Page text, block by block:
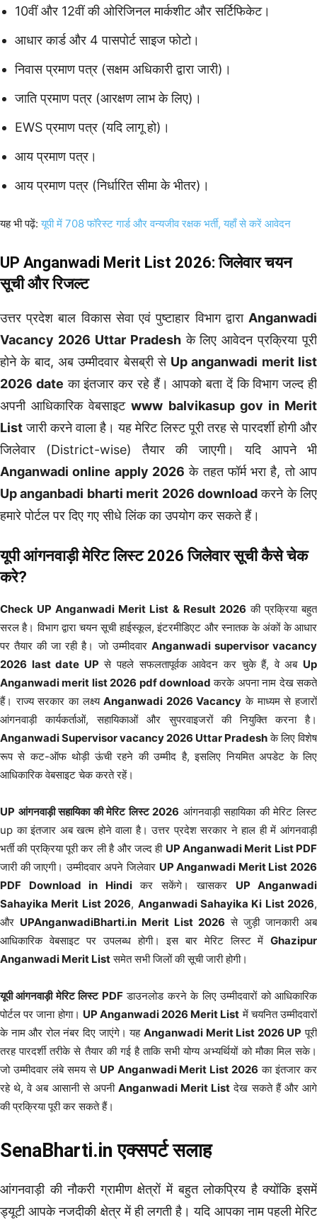
10वीं और 12वीं की ओरिजिनल मार्कशीट और सर्टिफिकेट।
आधार कार्ड और 4 पासपोर्ट साइज फोटो।
निवास प्रमाण पत्र (सक्षम अधिकारी द्वारा जारी)।
जाति प्रमाण पत्र (आरक्षण लाभ के लिए)।
EWS प्रमाण पत्र (यदि लागू हो)।
आय प्रमाण पत्र।
आय प्रमाण पत्र (निर्धारित सीमा के भीतर)।
यह भी पढ़ें:यूपी में 708 फॉरेस्ट गार्ड और वन्यजीव रक्षक भर्ती, यहाँ से करें आवेदन
UP Anganwadi Merit List 2026: जिलेवार चयन
सूची और रिजल्ट
उत्तर प्रदेश बाल विकास सेवा एवं पुष्टाहार विभाग द्वारा Anganwadi
Vacancy 2026 Uttar Pradeshके लिए आवेदन प्रक्रिया पूरी
होने के बाद, अब उम्मीदवार बेसब्री से Up anganwadi merit list
2026 date का इंतजार कर रहे हैं। आपको बता दें कि विभाग जल्द ही
अपनी आधिकारिक वेबसाइटwww balvikasup gov in Merit
Listजारी करने वाला है। यह मेरिट लिस्ट पूरी तरह से पारदर्शी होगी और
जिलेवार (District-wise) तैयार की जाएगी। यदि आपने भी
Anganwadi online apply 2026 के तहत फॉर्म भरा है, तो आप
Up anganbadi bharti merit 2026 downloadकरने के लिए
हमारे पोर्टल पर दिए गए सीधे लिंक का उपयोग कर सकते हैं।
यूपी आंगनवाड़ी मेरिट लिस्ट 2026 जिलेवार सूची कैसे चेक
करे?
Check UP Anganwadi Merit List & Result 2026 की प्रक्रिया बहुत
सरल है। विभाग द्वारा चयन सूची हाईस्कूल, इंटरमीडिएट और स्नातक के अंकों के आधार
पर तैयार की जा रही है। जो उम्मीदवार Anganwadi supervisor vacancy
2026 last date UP से पहले सफलतापूर्वक आवेदन कर चुके हैं, वे अब Up
Anganwadi merit list 2026 pdf download करके अपना नाम देख सकते
हैं। राज्य सरकार का लक्ष्यAnganwadi 2026 Vacancy के माध्यम से हजारों
आंगनवाड़ी कार्यकर्ताओं, सहायिकाओं और सुपरवाइजरों की नियुक्ति करना है।
Anganwadi Supervisor vacancy 2026 Uttar Pradeshके लिए विशेष
रूप से कट-ऑफ थोड़ी ऊंची रहने की उम्मीद है, इसलिए नियमित अपडेट के लिए
आधिकारिक वेबसाइट चेक करते रहें।
UP आंगनवाड़ी सहायिका की मेरिट लिस्ट 2026 आंगनवाड़ी सहायिका की मेरिट लिस्ट
up का इंतजार अब खत्म होने वाला है। उत्तर प्रदेश सरकार ने हाल ही में आंगनवाड़ी
भर्ती की प्रक्रिया पूरी कर ली है और जल्द ही UP Anganwadi Merit List PDF
जारी की जाएगी। उम्मीदवार अपने जिलेवार UP Anganwadi Merit List 2026
PDF Download in Hindiकर सकेंगे। खासकर UP Anganwadi
Sahayika Merit List 2026, Anganwadi Sahayika Ki List 2026,
और UPAnganwadiBharti.in Merit List 2026 से जुड़ी जानकारी अब
आधिकारिक वेबसाइट पर उपलब्ध होगी। इस बार मेरिट लिस्ट में Ghazipur
Anganwadi Merit Listसमेत सभी जिलों की सूची जारी होगी।
यूपी आंगनवाड़ी मेरिट लिस्ट PDFडाउनलोड करने के लिए उम्मीदवारों को आधिकारिक
पोर्टल पर जाना होगा। UP Anganwadi 2026 Merit List में चयनित उम्मीदवारों
के नाम और रोल नंबर दिए जाएंगे। यह Anganwadi Merit List 2026 UP पूरी
तरह पारदर्शी तरीके से तैयार की गई है ताकि सभी योग्य अभ्यर्थियों को मौका मिल सके।
जो उम्मीदवार लंबे समय से UP Anganwadi Merit List 2026 का इंतजार कर
रहे थे, वे अब आसानी से अपनी Anganwadi Merit List देख सकते हैं और आगे
की प्रक्रिया पूरी कर सकते हैं।
SenaBharti.in एक्सपर्ट सलाह
आंगनवाड़ी की नौकरी ग्रामीण क्षेत्रों में बहुत लोकप्रिय है क्योंकि इसमें
ड्यूटी आपके नजदीकी क्षेत्र में ही लगती है। यदि आपका नाम पहली मेरिट